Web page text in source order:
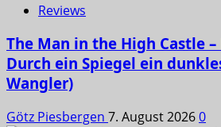
Reviews
The Man in the High Castle –
Durch ein Spiegel ein
Wangler)
Götz Piesbergen 7. August 20260